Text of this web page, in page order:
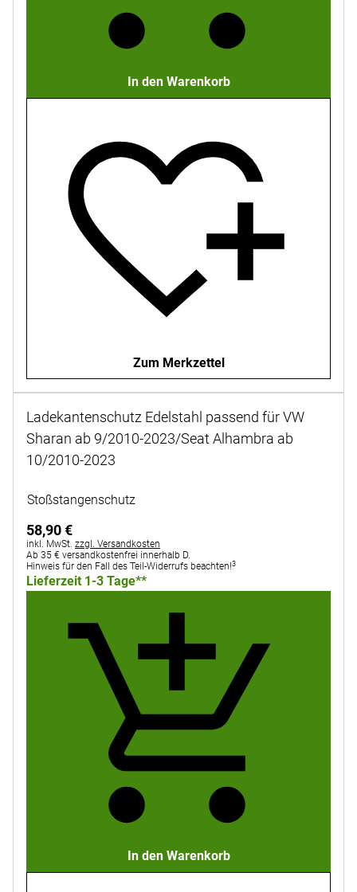
In den Warenkorb
Zum Merkzettel
Ladekantenschutz Edelstahl passend für VW
Sharan ab 9/2010-2023/Seat Alhambra ab
10/2010-2023
Stoßstangenschutz
58,90€
Steuerhinweis:
inkl. MwSt. zzgl. Versandkosten
Ab 35 € versandkostenfrei innerhalb D.
Hinweis für den Fall des Teil-Widerrufs beachten!3
Lieferzeit 1-3 Tage**
In den Warenkorb